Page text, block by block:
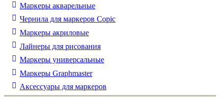
Маркеры акварельные
Чернила для маркеров Copic
Маркеры акриловые
Лайнеры для рисования
Маркеры универсальные
Маркеры Graphmaster
Аксессуары для маркеров